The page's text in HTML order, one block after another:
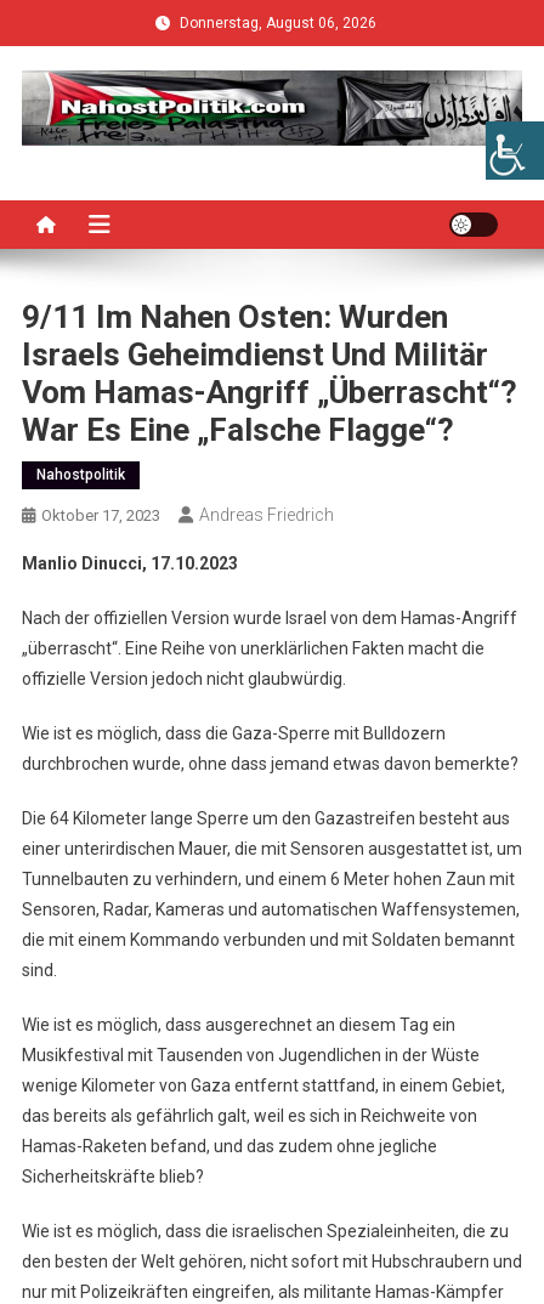
to
content
Donnerstag, August 06, 2026
9/11 Im Nahen Osten: Wurden
Israels Geheimdienst Und Militär
Vom Hamas-Angriff „überrascht“?
War Es Eine „Falsche Flagge“?
Nahostpolitik
Oktober 17, 2023 Andreas Friedrich
Manlio Dinucci, 17.10.2023
Nach der offiziellen Version wurde Israel von dem Hamas-Angriff
„überrascht“. Eine Reihe von unerklärlichen Fakten macht die
offizielle Version jedoch nicht glaubwürdig.
Wie ist es möglich, dass die Gaza-Sperre mit Bulldozern
durchbrochen wurde, ohne dass jemand etwas davon bemerkte?
Die 64 Kilometer lange Sperre um den Gazastreifen besteht aus
einer unterirdischen Mauer, die mit Sensoren ausgestattet ist, um
Tunnelbauten zu verhindern, und einem 6 Meter hohen Zaun mit
Sensoren, Radar, Kameras und automatischen Waffensystemen,
die mit einem Kommando verbunden und mit Soldaten bemannt
sind.
Wie ist es möglich, dass ausgerechnet an diesem Tag ein
Musikfestival mit Tausenden von Jugendlichen in der Wüste
wenige Kilometer von Gaza entfernt stattfand, in einem Gebiet,
das bereits als gefährlich galt, weil es sich in Reichweite von
Hamas-Raketen befand, und das zudem ohne jegliche
Sicherheitskräfte blieb?
Wie ist es möglich, dass die israelischen Spezialeinheiten, die zu
den besten der Welt gehören, nicht sofort mit Hubschraubern und
nur mit Polizeikräften eingreifen, als militante Hamas-Kämpfer